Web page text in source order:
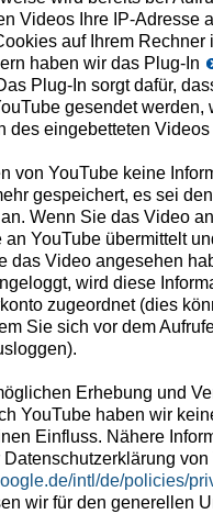
Videos Ihre IP-Adresse
auf Ihrem Rechner
haben wir das Plug-In
Plug-In sorgt dafür,
gesendet werden,
des eingebetteten Videos
von YouTube keine
gespeichert, es sei
Wenn Sie das Video
an YouTube übermittelt
das Video angesehen
wird diese
zugeordnet (dies
Sie sich vor dem
Erhebung und
YouTube haben wir
Einfluss. Nähere
von
intl/de/policies/
wir für den generellen